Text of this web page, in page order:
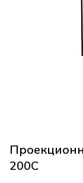
200C